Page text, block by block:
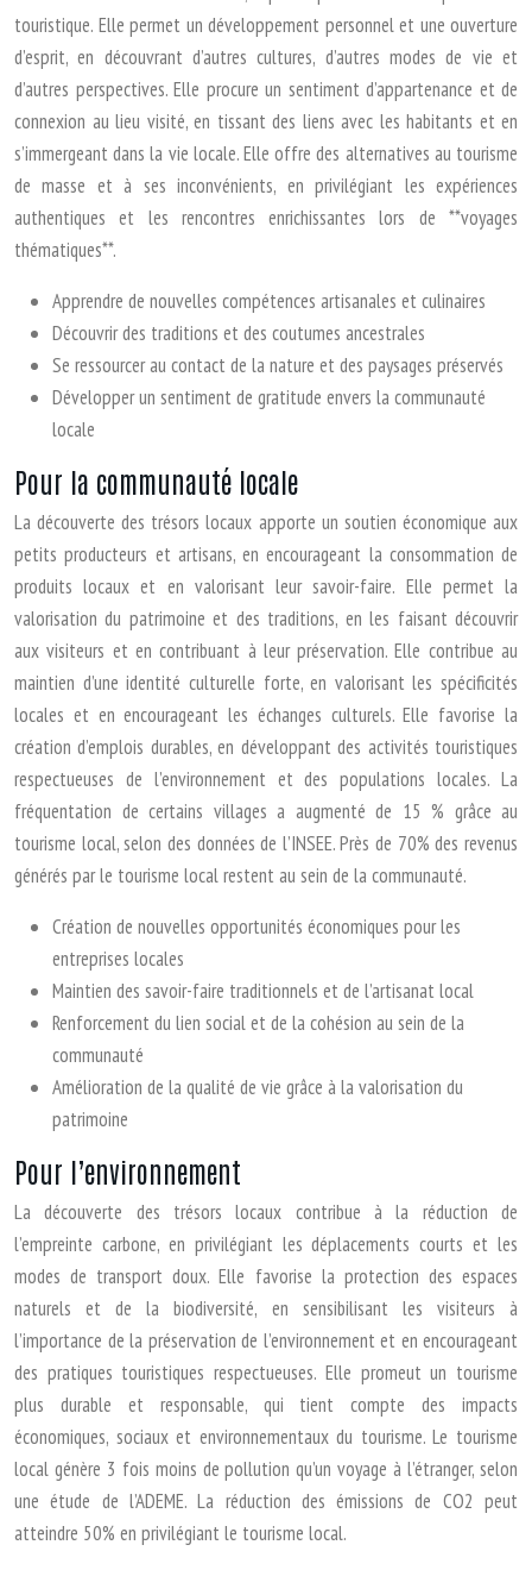
touristique. Elle permet un développement personnel et une ouverture
d’esprit, en découvrant d’autres cultures, d’autres modes de vie et
d’autres perspectives. Elle procure un sentiment d’appartenance et de
connexion au lieu visité, en tissant des liens avec les habitants et en
s’immergeant dans la vie locale. Elle offre des alternatives au tourisme
de masse et à ses inconvénients, en privilégiant les expériences
authentiques et les rencontres enrichissantes lors de **voyages
thématiques**.
Apprendre de nouvelles compétences artisanales et culinaires
Découvrir des traditions et des coutumes ancestrales
Se ressourcer au contact de la nature et des paysages préservés
Développer un sentiment de gratitude envers la communauté
locale
Pour la communauté locale
La découverte des trésors locaux apporte un soutien économique aux
petits producteurs et artisans, en encourageant la consommation de
produits locaux et en valorisant leur savoir-faire. Elle permet la
valorisation du patrimoine et des traditions, en les faisant découvrir
aux visiteurs et en contribuant à leur préservation. Elle contribue au
maintien d’une identité culturelle forte, en valorisant les spécificités
locales et en encourageant les échanges culturels. Elle favorise la
création d’emplois durables, en développant des activités touristiques
respectueuses de l’environnement et des populations locales. La
fréquentation de certains villages a augmenté de 15 % grâce au
tourisme local, selon des données de l’INSEE. Près de 70% des revenus
générés par le tourisme local restent au sein de la communauté.
Création de nouvelles opportunités économiques pour les
entreprises locales
Maintien des savoir-faire traditionnels et de l’artisanat local
Renforcement du lien social et de la cohésion au sein de la
communauté
Amélioration de la qualité de vie grâce à la valorisation du
patrimoine
Pour l’environnement
La découverte des trésors locaux contribue à la réduction de
l’empreinte carbone, en privilégiant les déplacements courts et les
modes de transport doux. Elle favorise la protection des espaces
naturels et de la biodiversité, en sensibilisant les visiteurs à
l’importance de la préservation de l’environnement et en encourageant
des pratiques touristiques respectueuses. Elle promeut un tourisme
plus durable et responsable, qui tient compte des impacts
économiques, sociaux et environnementaux du tourisme. Le tourisme
local génère 3 fois moins de pollution qu’un voyage à l’étranger, selon
une étude de l’ADEME. La réduction des émissions de CO2 peut
atteindre 50% en privilégiant le tourisme local.